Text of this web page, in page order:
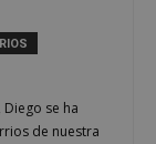
se ha
de nuestra